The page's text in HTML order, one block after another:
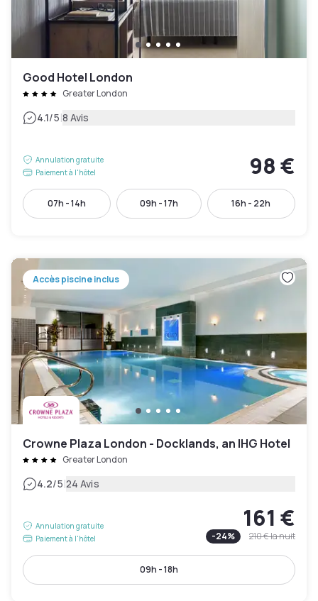
Good Hotel London
Greater London
4.1/5|8 Avis
Annulation gratuite
Paiement à l'hôtel
98 €
07h - 14h 09h - 17h 16h - 22h
Accès piscine inclus
Crowne Plaza London - Docklands, an IHG Hotel
Greater London
4.2/5|24 Avis
Annulation gratuite
Paiement à l'hôtel
161 €
-24% 210 €la nuit
09h - 18h